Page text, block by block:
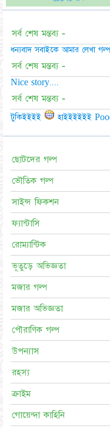
সর্ব শেষ মন্তব্য -
ধন্যবাদ সবাইকে আমার লেখা
সর্ব শেষ মন্তব্য -
Nice story....
সর্ব শেষ মন্তব্য -
টুকিইইইই হাইইইইইই
ছোটদের গল্প
ভৌতিক গল্প
সাইন্স ফিকশন
ফ্যান্টাসি
রোম্যান্টিক
ভূতুড়ে অভিজ্ঞতা
মজার গল্প
মজার অভিজ্ঞতা
পৌরাণিক গল্প
উপন্যাস
রহস্য
ক্রাইম
গোয়েন্দা কাহিনি